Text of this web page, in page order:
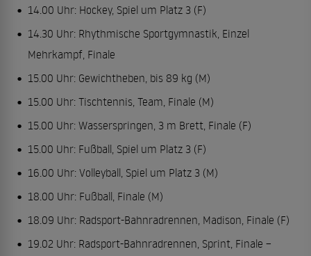
14.00 Uhr: Hockey, Spiel um Platz 3 (F)
14.30 Uhr: Rhythmische Sportgymnastik, Einzel
Mehrkampf, Finale
15.00 Uhr: Gewichtheben, bis 89 kg (M)
15.00 Uhr: Tischtennis, Team, Finale (M)
15.00 Uhr: Wasserspringen, 3 m Brett, Finale (F)
15.00 Uhr: Fußball, Spiel um Platz 3 (F)
16.00 Uhr: Volleyball, Spiel um Platz 3 (M)
18.00 Uhr: Fußball, Finale (M)
18.09 Uhr: Radsport-Bahnradrennen, Madison, Finale (F)
19.02 Uhr: Radsport-Bahnradrennen, Sprint, Finale –